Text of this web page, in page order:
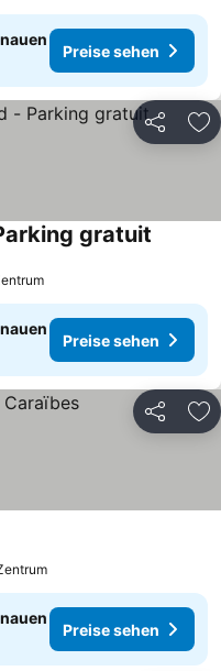
Preise sehen
Teilen
gratuit
Preise sehen
Teilen
Preise sehen